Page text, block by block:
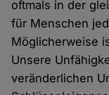
oftmals in der
für Menschen
Möglicherweise
Unsere
veränderlichen